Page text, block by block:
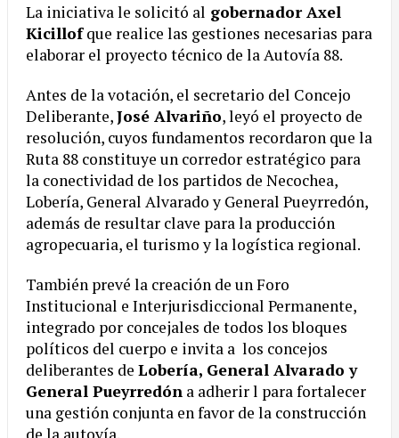
La iniciativa le solicitó al gobernador Axel
Kicillofque realice las gestiones necesarias para
elaborar el proyecto técnico de la Autovía 88.
Antes de la votación, el secretario del Concejo
Deliberante,José Alvariño, leyó el proyecto de
resolución, cuyos fundamentos recordaron que la
Ruta 88 constituye un corredor estratégico para
la conectividad de los partidos de Necochea,
Lobería, General Alvarado y General Pueyrredón,
además de resultar clave para la producción
agropecuaria, el turismo y la logística regional.
También prevé la creación de un Foro
Institucional e Interjurisdiccional Permanente,
integrado por concejales de todos los bloques
políticos del cuerpo e invita a los concejos
deliberantes de Lobería, General Alvarado y
General Pueyrredón a adherir l para fortalecer
una gestión conjunta en favor de la construcción
de la autovía.